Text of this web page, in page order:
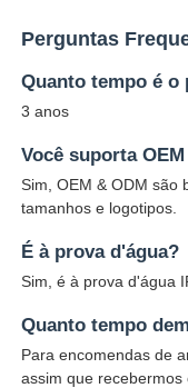
Perguntas
Quanto tempo é o
3 anos
Você suporta
Sim, OEM & ODM são
tamanhos e logotipos.
É à prova d'água?
Sim, é à prova d'água
Quanto tempo
Para encomendas de
assim que